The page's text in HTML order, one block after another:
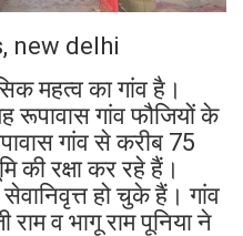
new delhi
महत्व का गांव है।
रूपावास गांव फौजियों के
गांव से करीब 75
की रक्षा कर रहे हैं।
हो चुके हैं। गांव
राम व भागू राम पूनिया ने